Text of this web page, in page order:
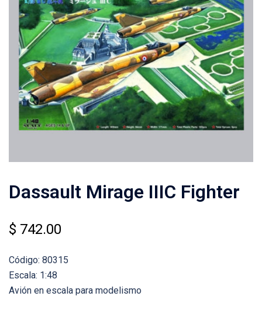
Dassault Mirage IIIC Fighter
$ 742.00
Código: 80315
Escala: 1:48
Avión en escala para modelismo